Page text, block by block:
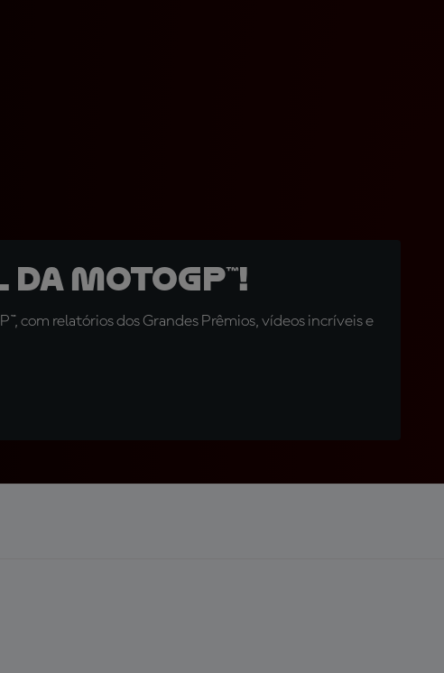
MotoGP™!
com relatórios dos Grandes Prêmios, vídeos incríveis e